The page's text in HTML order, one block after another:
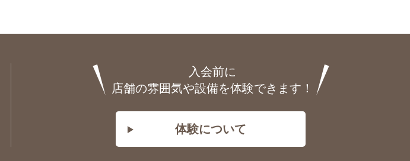
入会前に
店舗の雰囲気や設備を体験できます！
体験について